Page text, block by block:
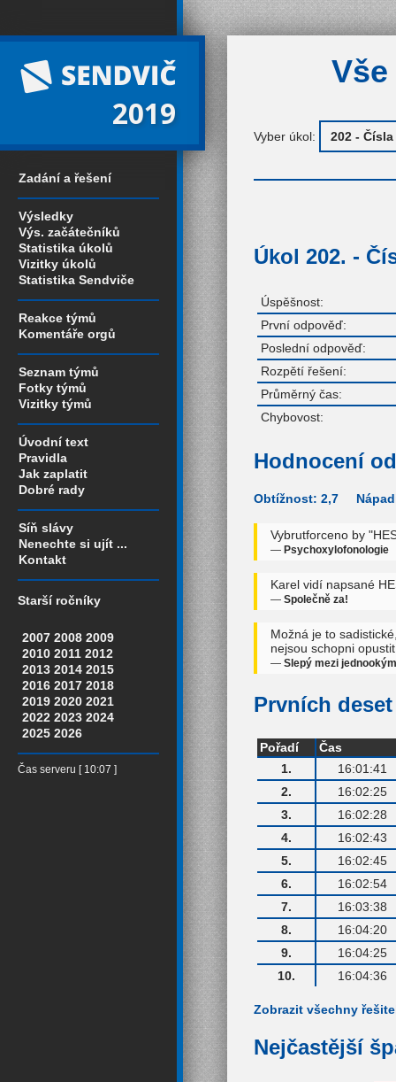
2019
Zadání a řešení
Výsledky
Výs. začátečníků
Statistika úkolů
Vizitky úkolů
Statistika Sendviče
Reakce týmů
Komentáře orgů
Seznam týmů
Fotky týmů
Vizitky týmů
Úvodní text
Pravidla
Jak zaplatit
Dobré rady
Síň slávy
Nenechte si ujít ...
Kontakt
Starší ročníky
2007 2008 2009
2010 2011 2012
2013 2014 2015
2016 2017 2018
2019 2020 2021
2022 2023 2024
2025 2026
Čas serveru [ 10:07 ]
Vyber úkol:
Úkol 202. -
Úspěšnost:
První odpověď:
Poslední odpověď:
Rozpětí řešení:
Průměrný čas:
Chybovost:
Hodnocení
Obtížnost: 2,7
Vybrutforceno by
— Psychoxylofonologie
Karel vidí napsané
— Společně za!
Možná je to
nejsou schopni
— Slepý mezi jednookým
Prvních
Pořadí
Čas
1.
16:01:41
2.
16:02:25
3.
16:02:28
4.
16:02:43
5.
16:02:45
6.
16:02:54
7.
16:03:38
8.
16:04:20
9.
16:04:25
10.
16:04:36
Zobrazit všechny
Nejčastější